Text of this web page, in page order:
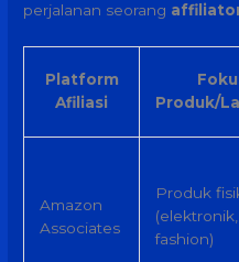
perjalanan seorang
Platform
Afiliasi
Produk/
Amazon
Associates
Produk
fashion)